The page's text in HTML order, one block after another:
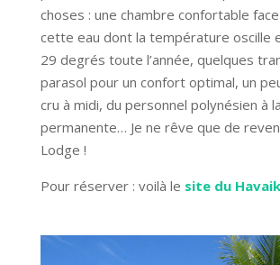
choses : une chambre confortable face
cette eau dont la température oscille
29 degrés toute l’année, quelques
parasol pour un confort optimal, un
cru à midi, du personnel polynésien à
permanente… Je ne rêve que de
Lodge !
Pour réserver : voilà le site du